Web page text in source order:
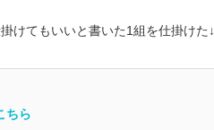
けてもいいと書いた1組を仕掛けた↓
ちら